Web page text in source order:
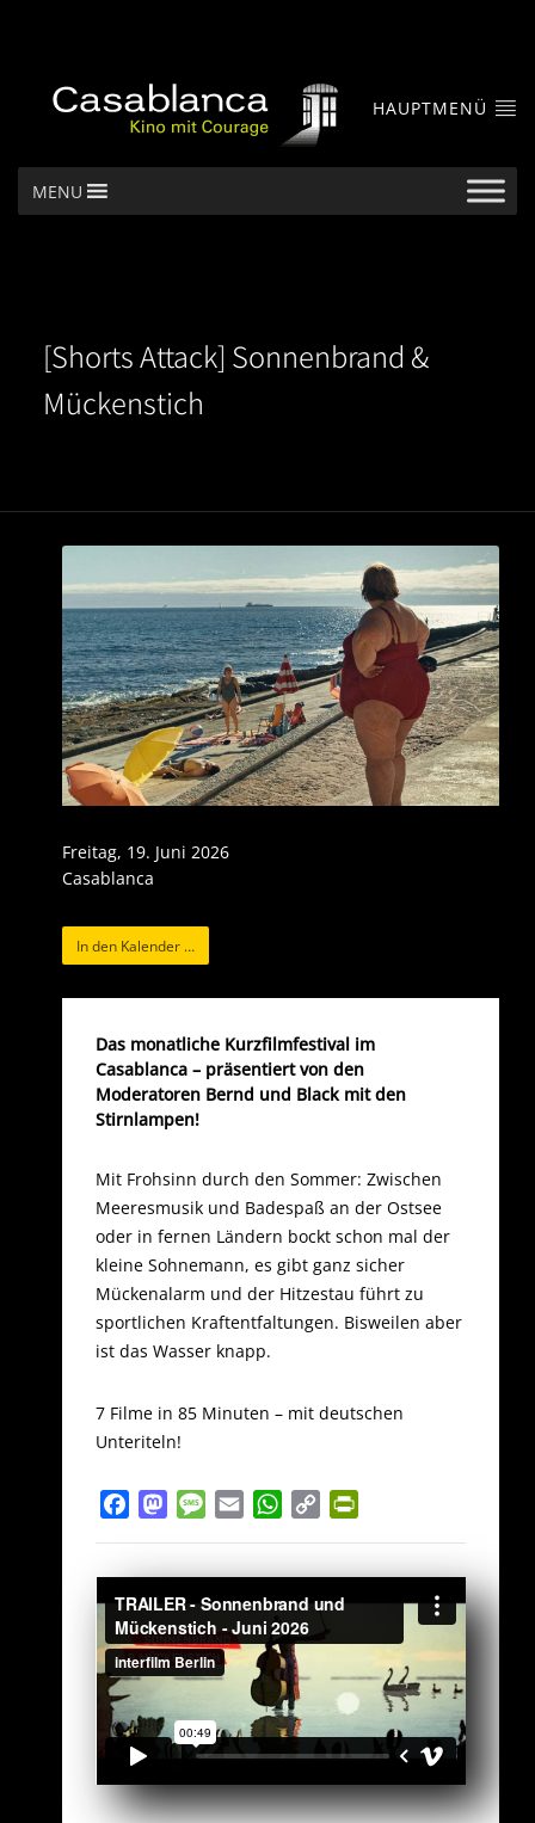
HAUPTMENÜ
MENU
[Shorts Attack] Sonnenbrand &
Mückenstich
Das monatliche Kurzfilmfestival im
Casablanca – präsentiert von den
Moderatoren Bernd und Black mit den
Stirnlampen!
Mit Frohsinn durch den Sommer: Zwischen
Meeresmusik und Badespaß an der Ostsee
oder in fernen Ländern bockt schon mal der
kleine Sohnemann, es gibt ganz sicher
Mückenalarm und der Hitzestau führt zu
sportlichen Kraftentfaltungen. Bisweilen aber
ist das Wasser knapp.
7 Filme in 85 Minuten – mit deutschen
Unteriteln!
FacebookMastodon
Message
Email WhatsApp
Copy
Freitag, 19. Juni 2026
Casablanca
In den Kalender …